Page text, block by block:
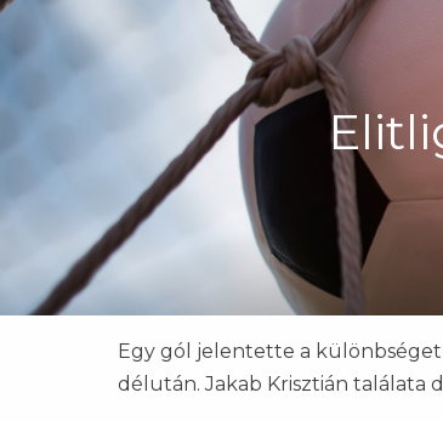
Egy gól jelentette a különbséget
délután. Jakab Krisztián találata